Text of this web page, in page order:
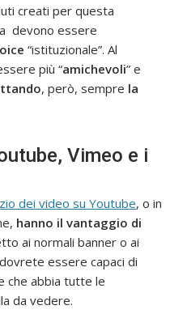
creati per questa
devono essere
“istituzionale”. Al
più “amichevoli” e
, però, sempre la
Vimeo e i
dei video su Youtube, o in
hanno il vantaggio di
ai normali banner o ai
essere capaci di
che abbia tutte le
da vedere.